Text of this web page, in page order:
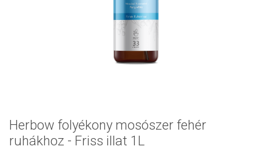
Herbow folyékony mosószer fehér
ruhákhoz - Friss illat 1L